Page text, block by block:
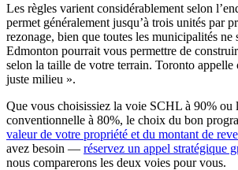
Les règles varient considérablement selon
permet généralement jusqu’à trois unités par
rezonage, bien que toutes les municipalités ne
Edmonton pourrait vous permettre de
selon la taille de votre terrain. Toronto appelle
juste milieu ».
Que vous choisissiez la voie SCHL à 90% ou
conventionnelle à 80%, le choix du bon
valeur de votre propriété et du montant de
avez besoin — réservez un appel stratégique
nous comparerons les deux voies pour vous.